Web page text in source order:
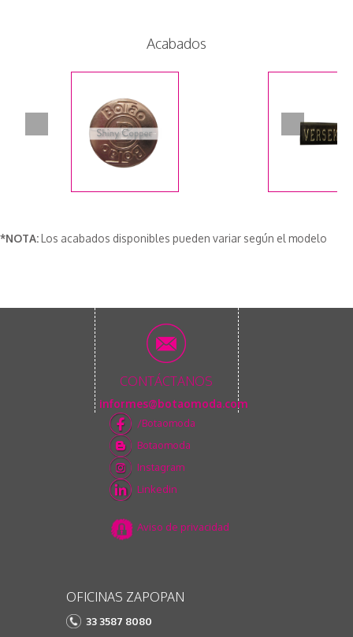
Acabados
*NOTA:Los acabados disponibles pueden variar según el modelo
CONTÁCTANOS
informes@botaomoda.com
/Botaomoda
Botaomoda
Instagram
Linkedin
Aviso de privacidad
OFICINAS ZAPOPAN
33 3587 8080